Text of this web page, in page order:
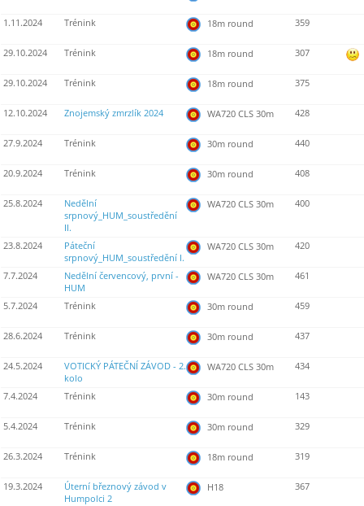
1.11.2024 Trénink 18m round 359
29.10.2024 Trénink 18m round 307
29.10.2024 Trénink 18m round 375
12.10.2024 Znojemský zmrzlík 2024 WA720 CLS 30m 428
27.9.2024 Trénink 30m round 440
20.9.2024 Trénink 30m round 408
25.8.2024
Nedělní
srpnový_HUM_soustředění
II.
WA720 CLS 30m 400
23.8.2024
Páteční
srpnový_HUM_soustředění I.
WA720 CLS 30m 420
7.7.2024
Nedělní červencový, první -
HUM
WA720 CLS 30m 461
5.7.2024 Trénink 30m round 459
28.6.2024 Trénink 30m round 437
24.5.2024
VOTICKÝ PÁTEČNÍ ZÁVOD - 2.
kolo
WA720 CLS 30m 434
7.4.2024 Trénink 30m round 143
5.4.2024 Trénink 30m round 329
26.3.2024 Trénink 18m round 319
19.3.2024
Úterní březnový závod v
Humpolci 2
H18 367